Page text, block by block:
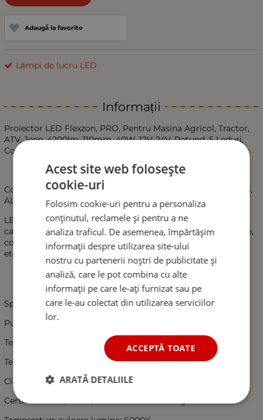
Adaugă la favorite
Lămpi de lucru LED
Informații
Proiector LED Flexzon, PRO, Pentru Masina Agricol, Tractor,
ATV, Jeep, 4200lm, 110mm, 40W, 12V-24V, Rotund, 5 Leduri,
Compatibil John Deere
Compatibil John Deere OEM: RE219708, RE233263, AL150478,
AL119291
LED Bar special proiectat pentru iesiri Off Road, vanatoare,
camping, autospeciale, pescuit, Utilaje agricole si industriale,
constructii, camioane transport marfa, paza, ambarcatiuni,
etc.
Specificatii produs:
Putere: 40W ( !!! 4 leduri x 10W !!! )
Tensiunea de lucru: 10-30V
Temperatura de lucru: -40 grade / +85 grade Celsius
Clasa protectie: IP 68
Certificate: CE / RoHs, E-Mark E9 - Road Legal
Acest site web folosește
cookie-uri
Folosim cookie-uri pentru a personaliza
conținutul, reclamele și pentru a ne
analiza traficul. De asemenea, împărtășim
informații despre utilizarea site-ului
nostru cu partenerii noștri de publicitate și
analiză, care le pot combina cu alte
informații pe care le-ați furnizat sau pe
care le-au colectat din utilizarea serviciilor
lor.
ACCEPTĂ TOATE
ARATĂ DETALIILE